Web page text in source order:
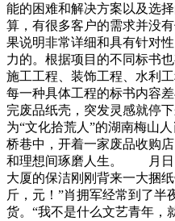
能的困难和解决方案以及选
算，有很多客户的需求并没
果说明非常详细和具有针对
力的。根据项目的不同标书
施工工程、装饰工程、水利
每一种具体工程的标书内容
完废品纸壳，突发灵感就停
为“文化拾荒人”的湖南梅山
桥巷中，开着一家废品收购
和理想间琢磨人生。 月日
大厦的保洁刚刚背来一大捆
斤，元！”肖拥军经常到了半
货。“我不是什么文艺青年